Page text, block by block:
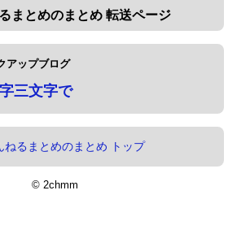
まとめのまとめ 転送ページ
アップブログ
三文字で
ねるまとめのまとめ トップ
© 2chmm